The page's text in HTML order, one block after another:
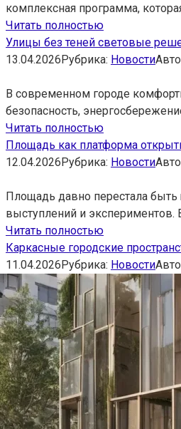
комплексная программа,
Читать полностью
Улицы без теней световые
13.04.2026Рубрика: Новости
В современном городе
безопасность,
Читать полностью
Площадь как платформа
12.04.2026Рубрика: Новости
Площадь давно перестала быть
выступлений и
Читать полностью
Каркасные городские
11.04.2026Рубрика: Новости